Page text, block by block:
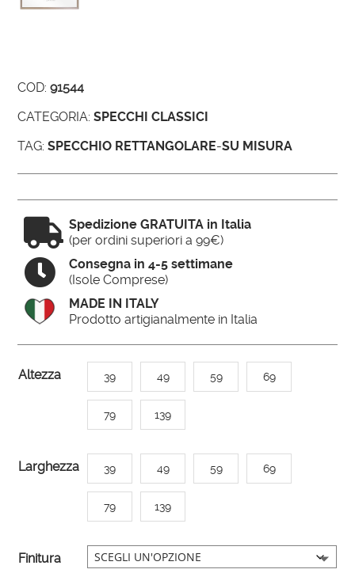
COD:91544
CATEGORIA:SPECCHI CLASSICI
TAG:SPECCHIO RETTANGOLARE-SU MISURA
 Spedizione GRATUITA in Italia
(per ordini superiori a 99€)

Consegna in 4-5 settimane
(Isole Comprese)
MADE IN ITALY
Prodotto artigianalmente in Italia
Altezza 39 49 59 69
79 139
Larghezza 39 49 59 69
79 139
Finitura
A
r
v